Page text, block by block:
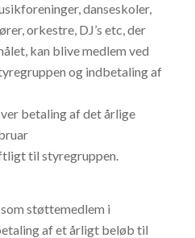
danseskoler,
orkestre, DJ’s etc, der
kan blive medlem ved
og indbetaling af
betaling af det årlige
til styregruppen.
støttemedlem i
af et årligt beløb til